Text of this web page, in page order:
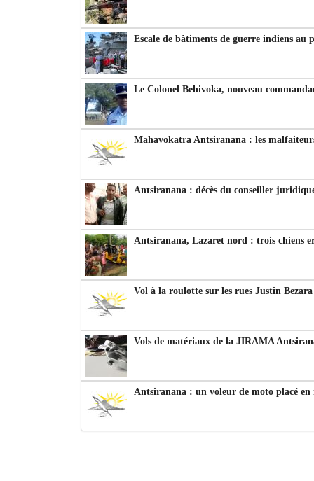
Escale de bâtiments de guerre indiens au
Le Colonel Behivoka, nouveau
Mahavokatra Antsiranana : les
Antsiranana : décès du conseiller
Antsiranana, Lazaret nord : trois chiens
Vol à la roulotte sur les rues Justin
Vols de matériaux de la JIRAMA
Antsiranana : un voleur de moto placé en